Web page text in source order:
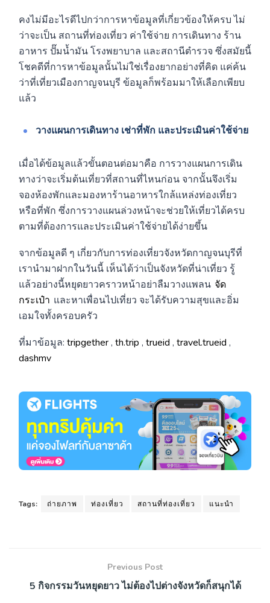
คงไม่มีอะไรดีไปกว่าการหาข้อมูลที่เกี่ยวข้องให้ครบ ไม่
ว่าจะเป็น สถานที่ท่องเที่ยว ค่าใช้จ่าย การเดินทาง ร้าน
อาหาร ปั๊มน้ำมัน โรงพยาบาล และสถานีตำรวจ ซึ่งสมัยนี้
โชคดีที่การหาข้อมูลนั้นไม่ใช่เรื่องยากอย่างที่คิด แค่ค้น
ว่าที่เที่ยวเมืองกาญจนบุรี ข้อมูลก็พร้อมมาให้เลือกเพียบ
แล้ว
วางแผนการเดินทาง เช่าที่พัก และประเมินค่าใช้จ่าย
เมื่อได้ข้อมูลแล้วขั้นตอนต่อมาคือ การวางแผนการเดิน
ทางว่าจะเริ่มต้นเที่ยวที่สถานที่ไหนก่อน จากนั้นจึงเริ่ม
จองห้องพักและมองหาร้านอาหารใกล้แหล่งท่องเที่ยว
หรือที่พัก ซึ่งการวางแผนล่วงหน้าจะช่วยให้เที่ยวได้ครบ
ตามที่ต้องการและประเมินค่าใช้จ่ายได้ง่ายขึ้น
จากข้อมูลดี ๆ เกี่ยวกับการท่องเที่ยวจังหวัดกาญจนบุรีที่
เรานำมาฝากในวันนี้ เห็นได้ว่าเป็นจังหวัดที่น่าเที่ยว รู้
แล้วอย่างนี้หยุดยาวคราวหน้าอย่าลืมวางแพลน จัด
กระเป๋า และหาเพื่อนไปเที่ยว จะได้รับความสุขและอิ่ม
เอมใจทั้งครอบครัว
ที่มาข้อมูล: tripgether, th.trip , trueid , travel.trueid ,
dashmv
Tags: ถ่ายภาพ ท่องเที่ยว สถานที่ท่องเที่ยว แนะนำ
Previous Post
5 กิจกรรมวันหยุดยาว ไม่ต้องไปต่างจังหวัดก็สนุกได้